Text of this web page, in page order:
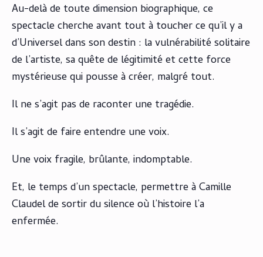
Au-delà de toute dimension biographique, ce
spectacle cherche avant tout à toucher ce qu’il y a
d’Universel dans son destin : la vulnérabilité solitaire
de l’artiste, sa quête de légitimité et cette force
mystérieuse qui pousse à créer, malgré tout.
Il ne s’agit pas de raconter une tragédie.
Il s’agit de faire entendre une voix.
Une voix fragile, brûlante, indomptable.
Et, le temps d’un spectacle, permettre à Camille
Claudel de sortir du silence où l’histoire l’a
enfermée.